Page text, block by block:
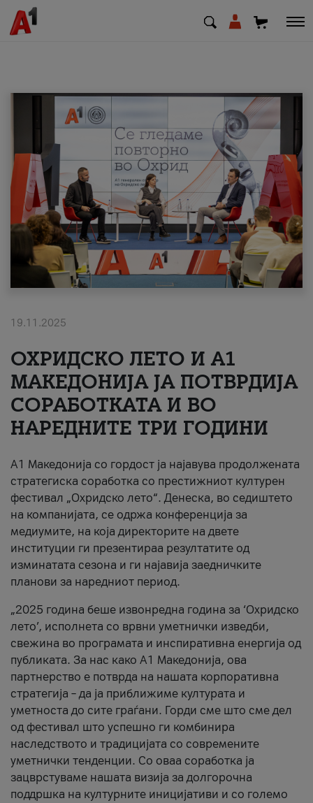
МК SQ
Приватни Деловни
Поддршка
Надополни кредит
#ПодобарОнлајн
19.11.2025
ОХРИДСКО ЛЕТО И A1
МАКЕДОНИЈА ЈА ПОТВРДИЈА
СОРАБОТКАТА И ВО
НАРЕДНИТЕ ТРИ ГОДИНИ
A1 Македонија со гордост ја најавува продолжената
стратегиска соработка со престижниот културен
фестивал „Охридско лето“. Денеска, во седиштето
на компанијата, се одржа конференција за
медиумите, на која директорите на двете
институции ги презентираа резултатите од
изминатата сезона и ги најавија заедничките
планови за наредниот период.
„2025 година беше извонредна година за ‘Охридско
лето’, исполнета со врвни уметнички изведби,
свежина во програмата и инспиративна енергија од
публиката. За нас како A1 Македонија, ова
партнерство е потврда на нашата корпоративна
стратегија – да ја приближиме културата и
уметноста до сите граѓани. Горди сме што сме дел
од фестивал што успешно ги комбинира
наследството и традицијата со современите
уметнички тенденции. Со оваа соработка ја
зацврстуваме нашата визија за долгорочна
поддршка на културните иницијативи и со големо